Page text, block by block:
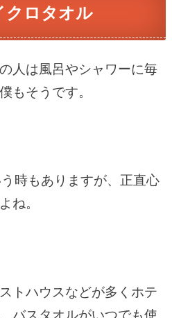
ロタオル
人は風呂やシャワーに毎
もそうです。
時もありますが、正直心
ね。
トハウスなどが多くホテ
バスタオルがいつでも使